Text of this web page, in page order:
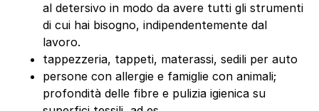
al detersivo in modo da avere tutti gli strumenti
di cui hai bisogno, indipendentemente dal
lavoro.
tappezzeria, tappeti, materassi, sedili per auto
persone con allergie e famiglie con animali;
profondità delle fibre e pulizia igienica su